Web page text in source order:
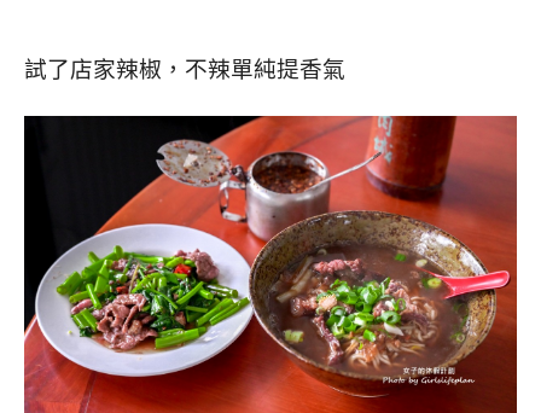
試了店家辣椒，不辣單純提香氣